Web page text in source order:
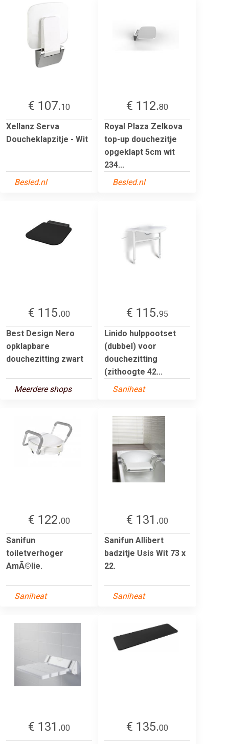
€ 107.10
Xellanz Serva
Doucheklapzitje - Wit
Besled.nl
€ 112.80
Royal Plaza Zelkova
top-up douchezitje
opgeklapt 5cm wit
234...
Besled.nl
€ 115.00
Best Design Nero
opklapbare
douchezitting zwart
Meerdere shops
€ 115.95
Linido hulppootset
(dubbel) voor
douchezitting
(zithoogte 42...
Saniheat
€ 122.00
Sanifun
toiletverhoger
AmÃ©lie.
Saniheat
€ 131.00
Sanifun Allibert
badzitje Usis Wit 73 x
22.
Saniheat
€ 131.00
€ 135.00